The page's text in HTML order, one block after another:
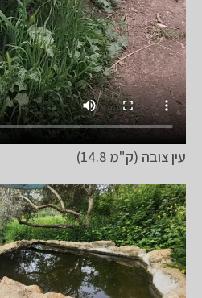
עין צובה (ק"מ 14.8)